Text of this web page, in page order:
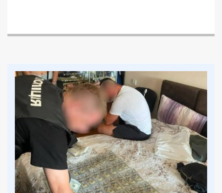
что схемы ловких дельцов по перекачке денег
Речь снова идет о все том же обслуживании
целых отраслей коммунального хозяйства в
Днепре малоизвестными фирмами,
зарегистрированными не так давно. В сфере
работ по ремонту зданий этой осенью такое
место заняло ООО «ВАВИЛОН СТРОЙ», которое
еще летом было фигурантом скандальной
истории. Во время приостановки в Днепре
системы «ProZorro» это ООО сначала получило
несколько миллионов городских средств на
проведение ремонтных работ, а потом